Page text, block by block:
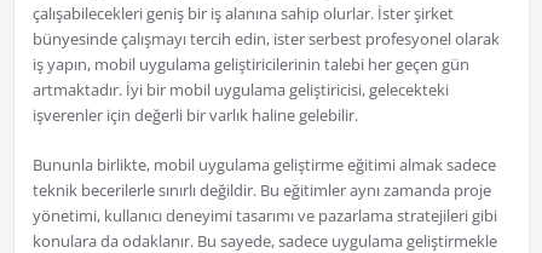
çalışabilecekleri geniş bir iş alanına sahip olurlar. İster şirket
bünyesinde çalışmayı tercih edin, ister serbest profesyonel olarak
iş yapın, mobil uygulama geliştiricilerinin talebi her geçen gün
artmaktadır. İyi bir mobil uygulama geliştiricisi, gelecekteki
işverenler için değerli bir varlık haline gelebilir.
Bununla birlikte, mobil uygulama geliştirme eğitimi almak sadece
teknik becerilerle sınırlı değildir. Bu eğitimler aynı zamanda proje
yönetimi, kullanıcı deneyimi tasarımı ve pazarlama stratejileri gibi
konulara da odaklanır. Bu sayede, sadece uygulama geliştirmekle